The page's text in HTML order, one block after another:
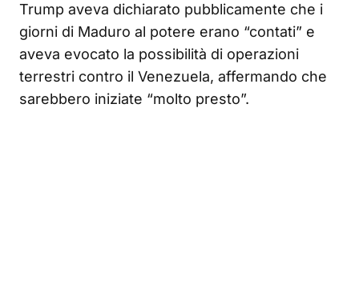
Trump aveva dichiarato pubblicamente che i
giorni di Maduro al potere erano “contati” e
aveva evocato la possibilità di operazioni
terrestri contro il Venezuela, affermando che
sarebbero iniziate “molto presto”.